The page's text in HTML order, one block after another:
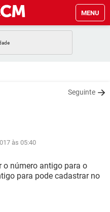
MENU
EXCEL
GMAIL
EXCEL
WHATSAPP
FACEBOOK
Seguinte
às 05:40
o número antigo para o
para​ pode cadastrar no